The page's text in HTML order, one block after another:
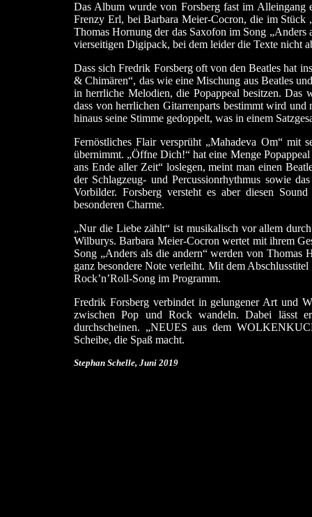
Das Album wurde von Forsberg fast im Alleingang
Frenzy Erl, bei Barbara Meier-Cocron, die im Stück
Thomas Hornung der das Saxofon im Song „Anders
vierseitigen Digipack, bei dem leider die Texte nicht
Dass sich Fredrik Forsberg oft von den Beatles hat
& Chimären“, das wie eine Mischung aus Beatles
in herrliche Melodien, die Popappeal besitzen. Das
dass von herrlichen Gitarrenparts bestimmt wird
hinaus seine Stimme gedoppelt, was in einem
Fernöstliches Flair versprüht „Mahadeva Om“ mit
übernimmt. „Öffne Dich!“ hat eine Menge
ans Ende aller Zeit“ loslegen, meint man einen
der Schlagzeug- und Percussionrhythmus sowie
Vorbilder. Forsberg versteht es aber diesen
besonderen Charme.
„Nur die Liebe zählt“ ist musikalisch vor allem
Wilburys. Barbara Meier-Cocron wertet mit ihrem
Song „Anders als die andern“ werden von Thomas
ganz besondere Note verleiht. Mit dem
Rock’n’Roll-Song im Programm.
Fredrik Forsberg verbindet in gelungener Art und
zwischen Pop und Rock wandeln. Dabei lässt
durchscheinen. „NEUES aus dem
Scheibe, die Spaß macht.
Stephan Schelle, Juni 2019